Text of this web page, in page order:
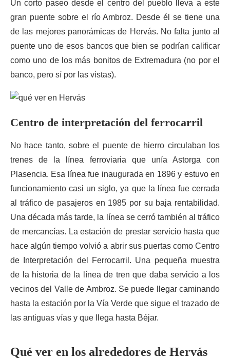
Un corto paseo desde el centro del pueblo lleva a este
gran puente sobre el río Ambroz. Desde él se tiene una
de las mejores panorámicas de Hervás. No falta junto al
puente uno de esos bancos que bien se podrían calificar
como uno de los más bonitos de Extremadura (no por el
banco, pero sí por las vistas).
Centro de interpretación del ferrocarril
No hace tanto, sobre el puente de hierro circulaban los
trenes de la línea ferroviaria que unía Astorga con
Plasencia. Esa línea fue inaugurada en 1896 y estuvo en
funcionamiento casi un siglo, ya que la línea fue cerrada
al tráfico de pasajeros en 1985 por su baja rentabilidad.
Una década más tarde, la línea se cerró también al tráfico
de mercancías. La estación de prestar servicio hasta que
hace algún tiempo volvió a abrir sus puertas como Centro
de Interpretación del Ferrocarril. Una pequeña muestra
de la historia de la línea de tren que daba servicio a los
vecinos del Valle de Ambroz. Se puede llegar caminando
hasta la estación por la Vía Verde que sigue el trazado de
las antiguas vías y que llega hasta Béjar.
Qué ver en los alrededores de Hervás